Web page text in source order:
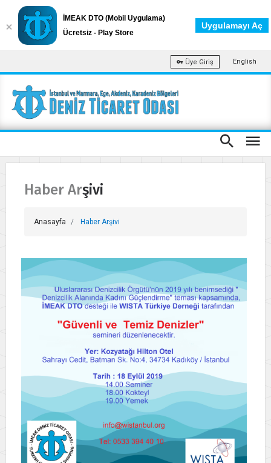
Üye Giriş English
Haber Arşivi
Anasayfa Haber Arşivi
İMEAK DTO (Mobil Uygulama)
Ücretsiz - Play Store
Uygulamayı Aç